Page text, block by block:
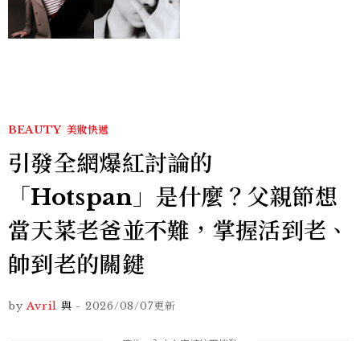
BEAUTY 美妝快遞
引發全網爆紅討論的
「Hotspan」是什麼？父親節想
當天菜老爸並不難，掌握活到老、
帥到老的關鍵
by Avril 與 - 2026/08/07更新